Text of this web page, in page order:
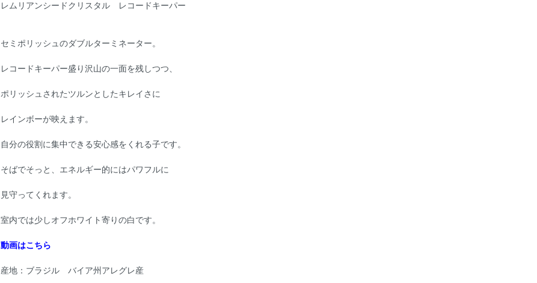
レムリアンシードクリスタル レコードキーパー
セミポリッシュのダブルターミネーター。
レコードキーパー盛り沢山の一面を残しつつ、
ポリッシュされたツルンとしたキレイさに
レインボーが映えます。
自分の役割に集中できる安心感をくれる子です。
そばでそっと、エネルギー的にはパワフルに
見守ってくれます。
室内では少しオフホワイト寄りの白です。
動画はこちら
産地：ブラジル バイア州アレグレ産